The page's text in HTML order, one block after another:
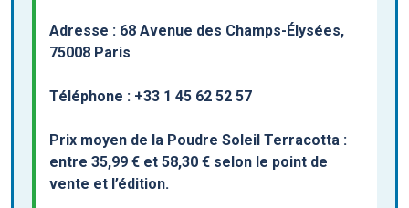
Adresse : 68 Avenue des Champs-Élysées,
75008 Paris
Téléphone : +33 1 45 62 52 57
Prix moyen de la Poudre Soleil Terracotta :
entre 35,99 € et 58,30 € selon le point de
vente et l’édition.